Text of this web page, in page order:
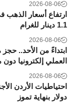
2026-08-06
1.1 دينار للغرام
2026-08-06
ابتداءً من الأحد..
العملي إلكترونيا
2026-08-06
دولار بنهاية تموز